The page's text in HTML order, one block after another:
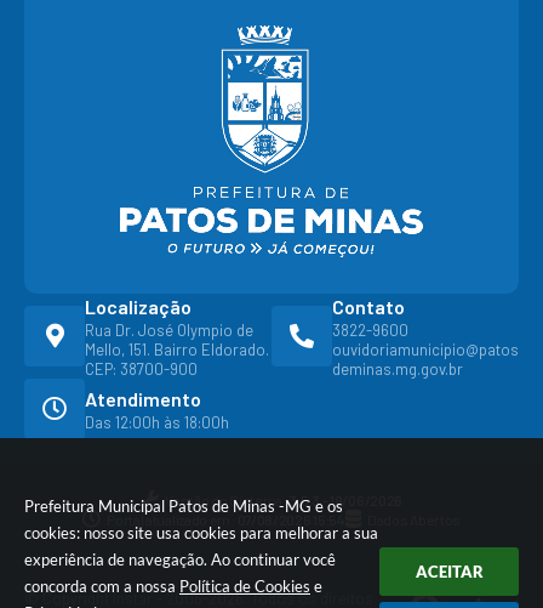
Prefeitura Municipal Patos de Minas -MG e os
cookies: nosso site usa cookies para melhorar a sua
experiência de navegação. Ao continuar você
concorda com a nossa Política de Cookies e
ACEITAR
Localização
Rua Dr. José Olympio de
Mello, 151. Bairro Eldorado.
CEP: 38700-900
Contato
3822-9600
ouvidoriamunicipio@patos
deminas.mg.gov.br
Atendimento
Das 12:00h às 18:00h
Versão do Sistema:3.5.3 - 19/06/2026
Portal atualizado em:
© Copyright Instar - 2006-2026. Todos os direitos